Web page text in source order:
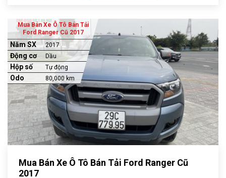
Mua Bán Xe Ô Tô Bán Tải
Ford Ranger Cũ 2017
Năm SX 2017
Động cơ Dầu
Hộp số Tự động
Odo 80,000 km
Mua Bán Xe Ô Tô Bán Tải Ford Ranger Cũ
2017